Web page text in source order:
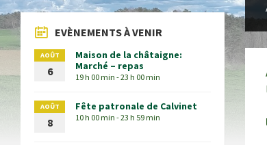
EVÈNEMENTS À VENIR
AOÛT
6
Maison de la châtaigne:
Marché – repas
19 h 00 min - 23 h 00 min
AOÛT
8
Fête patronale de Calvinet
10 h 00 min - 23 h 59 min